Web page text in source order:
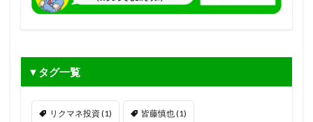
▼タグ一覧
リクマネ投資(1) 皆藤慎也(1)